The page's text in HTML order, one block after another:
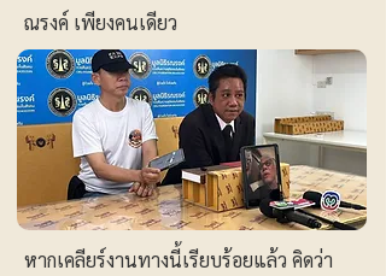
ณรงค์ เพียงคนเดียว
หากเคลียร์งานทางนี้เรียบร้อยแล้ว คิดว่า